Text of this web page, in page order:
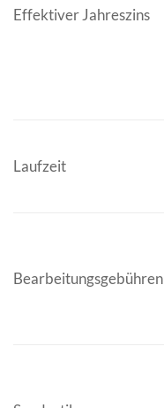
Effektiver Jahreszins
Laufzeit
Bearbeitungsgebühren